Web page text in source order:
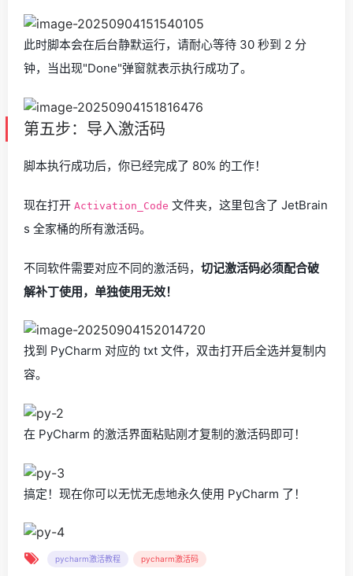
此时脚本会在后台静默运行，请耐心等待 30 秒到 2 分
钟，当出现"Done"弹窗就表示执行成功了。
第五步：导入激活码
脚本执行成功后，你已经完成了 80% 的工作！
现在打开 Activation_Code 文件夹，这里包含了 JetBrain
s 全家桶的所有激活码。
不同软件需要对应不同的激活码， 切记激活码必须配合破
解补丁使用，单独使用无效！
找到 PyCharm 对应的 txt 文件，双击打开后全选并复制内
容。
在 PyCharm 的激活界面粘贴刚才复制的激活码即可！
搞定！现在你可以无忧无虑地永久使用 PyCharm 了！
pycharm激活教程 pycharm激活码